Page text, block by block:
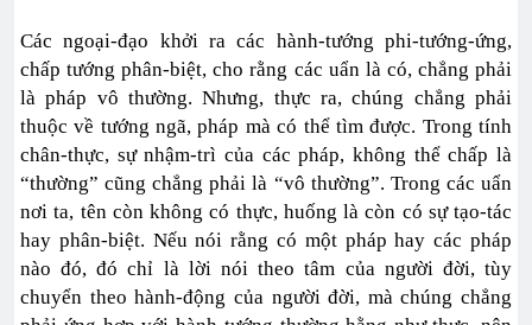
Các ngoại-đạo khởi ra các hành-tướng phi-tướng-ứng,
chấp tướng phân-biệt, cho rằng các uẩn là có, chẳng phải
là pháp vô thường. Nhưng, thực ra, chúng chẳng phải
thuộc về tướng ngã, pháp mà có thể tìm được. Trong tính
chân-thực, sự nhậm-trì của các pháp, không thể chấp là
“thường” cũng chẳng phải là “vô thường”. Trong các uẩn
nơi ta, tên còn không có thực, huống là còn có sự tạo-tác
hay phân-biệt. Nếu nói rằng có một pháp hay các pháp
nào đó, đó chỉ là lời nói theo tâm của người đời, tùy
chuyển theo hành-động của người đời, mà chúng chẳng